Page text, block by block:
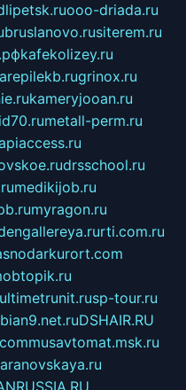
ooo-driada.ru
bruslanovo.rusiterem.ru
kafekolizey.ru
grinox.ru
kameryjooan.ru
metall-perm.ru
drsschool.ru
medikijob.ru
myragon.ru
rti.com.ru
sp-tour.ru
DSHAIR.RU
musavtomat.msk.ru